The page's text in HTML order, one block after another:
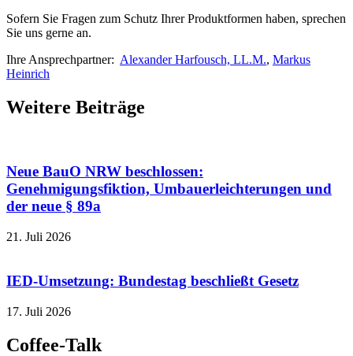
Sofern Sie Fragen zum Schutz Ihrer Produktformen haben, sprechen
Sie uns gerne an.
Ihre Ansprechpartner: Alexander Harfousch, LL.M., Markus
Heinrich
Weitere Beiträge
Neue BauO NRW beschlossen:
Genehmigungsfiktion, Umbauerleichterungen und
der neue § 89a
21. Juli 2026
IED-Umsetzung: Bundestag beschließt Gesetz
17. Juli 2026
Coffee-Talk